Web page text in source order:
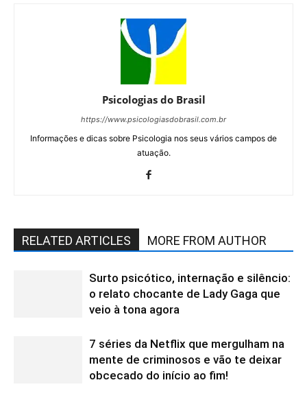
Psicologias do Brasil
https://www.psicologiasdobrasil.com.br
Informações e dicas sobre Psicologia nos seus vários campos de
atuação.
RELATED ARTICLES MORE FROM AUTHOR
Surto psicótico, internação e silêncio:
o relato chocante de Lady Gaga que
veio à tona agora
7 séries da Netflix que mergulham na
mente de criminosos e vão te deixar
obcecado do início ao fim!